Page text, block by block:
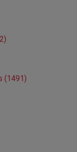
(1491)